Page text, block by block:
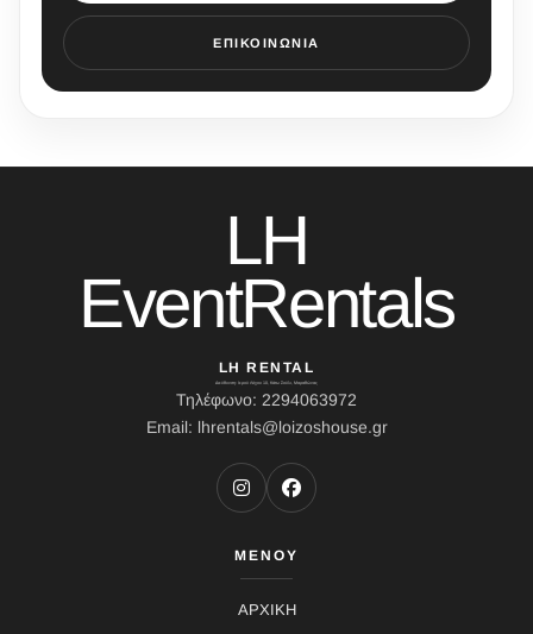
ΕΠΙΚΟΙΝΩΝΊΑ
LH
EventRentals
LH RENTAL
Διεύθυνση: Ιερού Λόχου 10, Κάτω Σούλι, Μαραθώνας
Τηλέφωνο: 2294063972
Email: lhrentals@loizoshouse.gr
ΜΕΝΟΥ
ΑΡΧΙΚΗ